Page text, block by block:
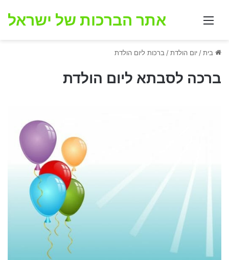
תפריט אתר הברכות של ישראל
בית/ יום הולדת/ ברכות ליום הולדת
ברכה לסבתא ליום הולדת